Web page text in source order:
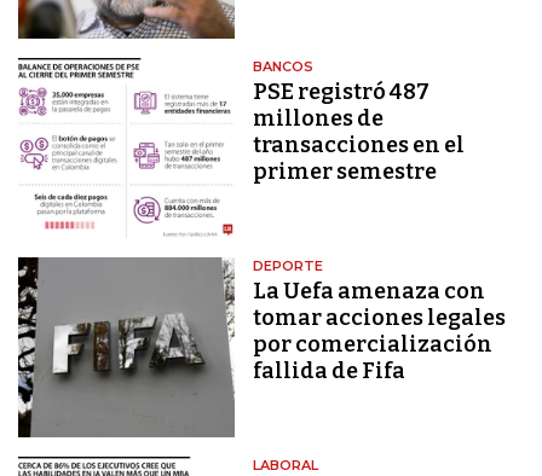
BANCOS
PSE registró 487
millones de
transacciones en el
primer semestre
DEPORTE
La Uefa amenaza con
tomar acciones legales
por comercialización
fallida de Fifa
LABORAL